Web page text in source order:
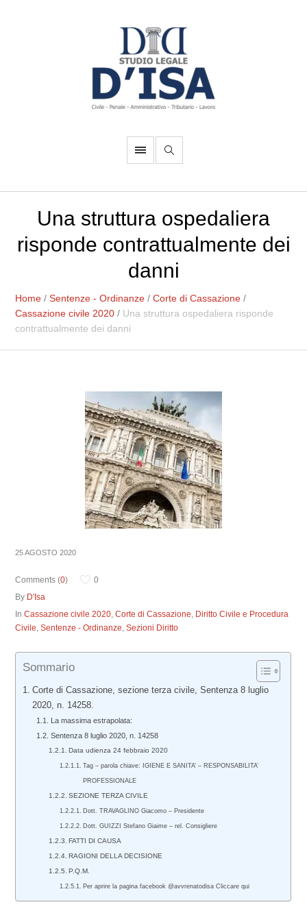
Una struttura ospedaliera
risponde contrattualmente dei
danni
Home /Sentenze - Ordinanze /Corte di Cassazione /
Cassazione civile 2020 / Una struttura ospedaliera risponde
contrattualmente dei danni
25 AGOSTO 2020
Comments (0)
0
By D'Isa
InCassazione civile 2020,Corte di Cassazione, Diritto Civile e Procedura
Civile,Sentenze - Ordinanze,Sezioni Diritto
Sommario
Corte di Cassazione, sezione terza civile, Sentenza 8 luglio
2020, n. 14258.
La massima estrapolata:
Sentenza 8 luglio 2020, n. 14258
Data udienza 24 febbraio 2020
Tag – parola chiave: IGIENE E SANITA’ – RESPONSABILITA’
PROFESSIONALE
SEZIONE TERZA CIVILE
Dott. TRAVAGLINO Giacomo – Presidente
Dott. GUIZZI Stefano Giaime – rel. Consigliere
FATTI DI CAUSA
RAGIONI DELLA DECISIONE
P.Q.M.
Per aprire la pagina facebook @avvrenatodisa Cliccare qui